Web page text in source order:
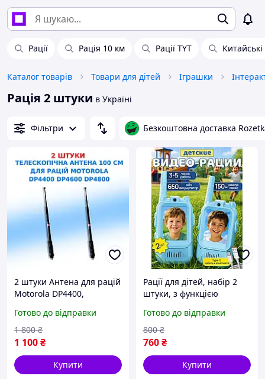
Рації Рація 10 км Рації TYT Китайські
Каталог товарів Товари для дітей Іграшки
Рація 2 штуки в Україні
Фільтри Безкоштовна доставка
2 штуки Антена для рацій
Motorola DP4400,
Готово до відправки
1 100₴
1 800 ₴
Купити
Рації для дітей, набір 2
штуки, з функцією
розіграшною функцією
зміни голосу, підходить
для ігор на вулиці,
кемпінгу
Готово до відправки
760₴
800 ₴
Купити